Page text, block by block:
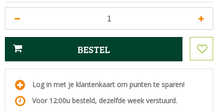
Log in met je klantenkaart om punten te sparen!
Voor 12:00u besteld, dezelfde week verstuurd.